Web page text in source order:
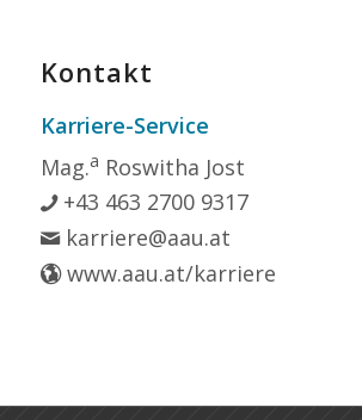
Kontakt
Karriere-Service
Mag.a Roswitha Jost
+43 463 2700 9317
karriere@aau.at
www.aau.at/karriere